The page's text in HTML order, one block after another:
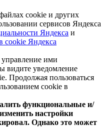
cookie и других
сервисов Яндекса
Яндекса и
cookie Яндекса
ими
видите уведомление
Продолжая пользоваться
cookie в
функциональные и/
настройки
Однако это может